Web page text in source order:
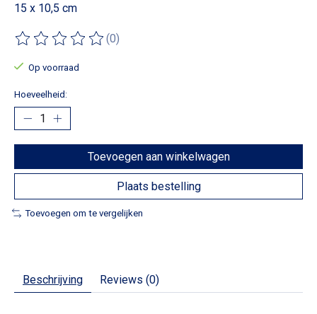
15 x 10,5 cm
De beoordeling van dit product is
(0)
Op voorraad
Hoeveelheid:
Toevoegen aan winkelwagen
Plaats bestelling
Toevoegen om te vergelijken
Beschrijving Reviews (0)